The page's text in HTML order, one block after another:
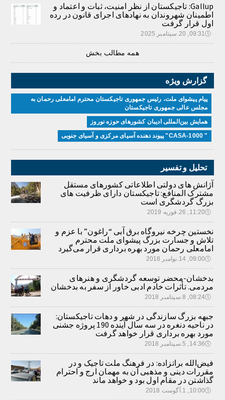
Gallup: تاجیکستان از نظر امنیت، ثبات و اعتماد و
اطمینان شهروندان به نهادهای اجرای قانون در رده
اول قرار گرفت
🕔09:31, 20.سپتامبر 2025
همه مطالب بخش
گزارش ویژه
پیام پیشوای ملت، رئیس جمهوری تاجیکستان محترم امامعلی رحمان به
مجلس عالی جمهوری تاجیکستان
همایش بین‌المللی ادیبان کشور‌های حوزه نوروز
" CASA-1000" پیوند دهنده آسیای مرکزی و آسیای جنوبی
تحلیل و تفسیر
آژانش های دولتی اطلاعاتی کشورهای مستقل
مشترک المنافع: تاجیکستان دارای ظرفیت های
بزرگ گردشگری است
🕔11:20, 26.فوریه 2019
نخستین چرخه نیروگاه برق آبی “راغون” با عزم و
تلاش و جسارت بزرگ پیشوای ملت محترم
امامعلی رحمان مورد بهره برداری قرار می‌گیرد
🕔09:00, 14.نوامبر 2018
بدخشان-محضر توسعه گردشگری و هنرهای
مردمی. تأثرات خادم ادبی خاور از سفر به بدخشان
🕔08:24, 8.سپتامبر 2018
جبهه بزرگ سازندگی در شهر و دهات تاجیکستان:
در ناحیه دنغره در سه سال آینده 190 پروژه جشنی
مورد بهره برداری قرار خواهد گرفت
🕔14:36, 5.سپتامبر 2018
فیض‌الله براتزاده: در فرهنگ ملت تاجیک و در
مقررات دینی و مذهبی آن به مهمان ارج و احترام
گذاشتن در مقام اول بود و خواهد ماند
🕔10:00, 1.آگوست 2018